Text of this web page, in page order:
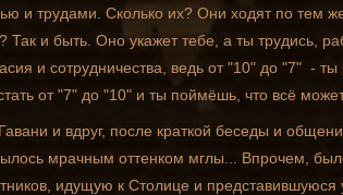
и трудами. Сколько их? Они ходят по тем
Так и быть. Оно укажет тебе, а ты трудись,
и сотрудничества, ведь от "10" до "7" -
от "7" до "10" и ты поймёшь, что всё
и вдруг, после краткой беседы и
мрачным оттенком мглы... Впрочем,
идущую к Столице и представившуюся